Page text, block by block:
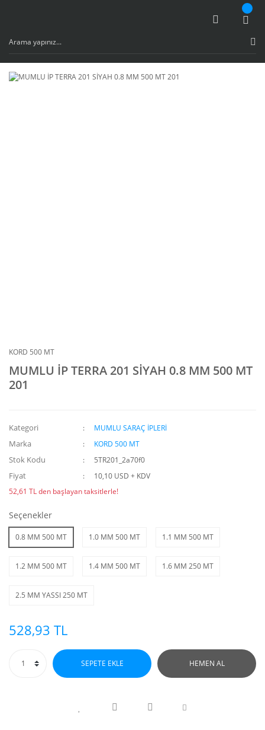
KORD 500 MT
MUMLU İP TERRA 201 SİYAH 0.8 MM 500 MT
201
Kategori MUMLU SARAÇ İPLERİ
Marka KORD 500 MT
Stok Kodu 5TR201_2a70f0
Fiyat
10,10 USD + KDV
52,61 TL den başlayan taksitlerle!
Seçenekler
0.8 MM 500 MT 1.0 MM 500 MT 1.1 MM 500 MT
1.2 MM 500 MT 1.4 MM 500 MT 1.6 MM 250 MT
2.5 MM YASSI 250 MT
528,93 TL
SEPETE EKLE HEMEN AL